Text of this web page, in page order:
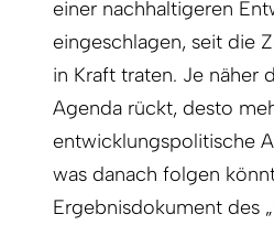
einer nachhaltigeren
eingeschlagen, seit die
in Kraft traten. Je näher
Agenda rückt, desto
entwicklungspolitische
was danach folgen
Ergebnisdokument des